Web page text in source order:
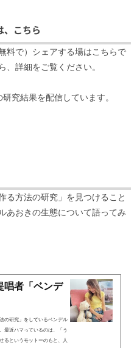
、こちら
料で）シェアする場はこちらで
、詳細をご覧ください。
究結果を配信しています。
る方法の研究」を見つけること
あおきの生態について語ってみ
唱者「ベンデ
の研究」をしているベンデル
最近ハマっているのは、「う
るというモットーのもと、人